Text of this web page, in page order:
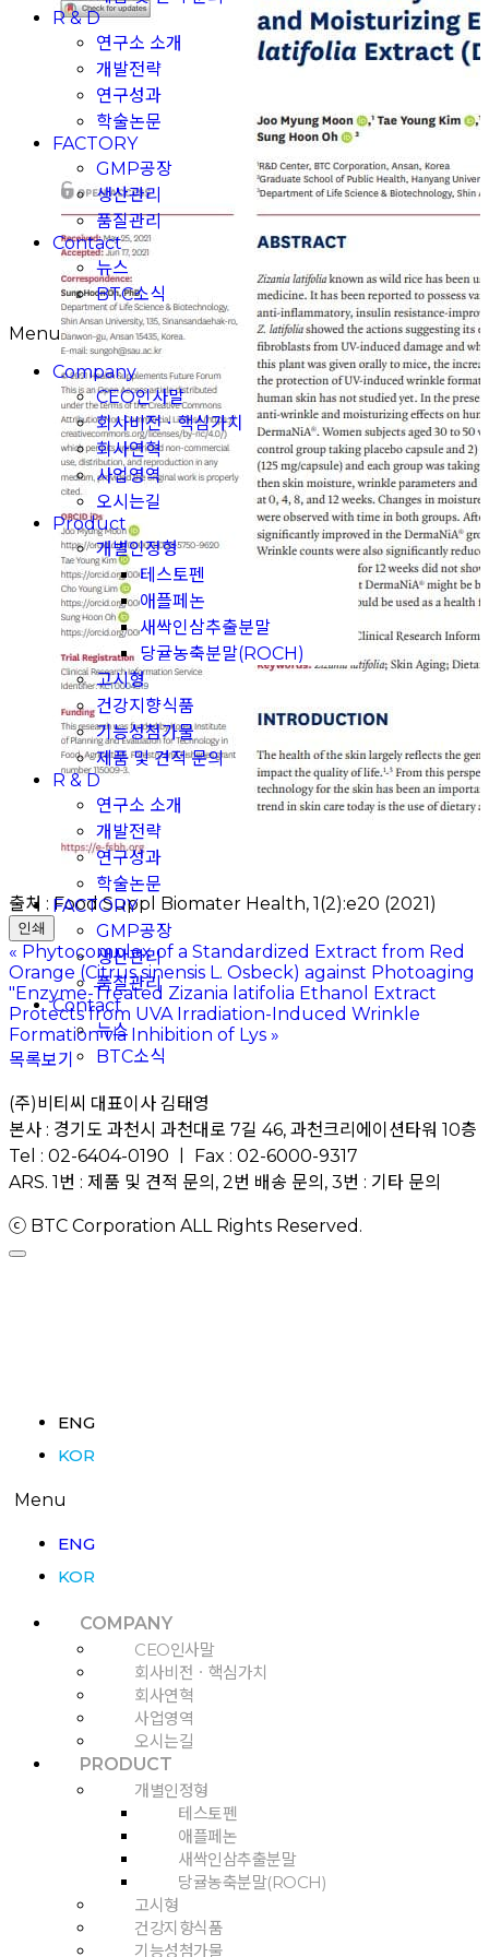
R & D
연구소 소개
개발전략
연구성과
학술논문
FACTORY
GMP공장
생산관리
품질관리
Contact
뉴스
BTC소식
Menu
Company
CEO인사말
회사비전ㆍ핵심가치
회사연혁
사업영역
오시는길
Product
개별인정형
테스토펜
애플페논
새싹인삼추출분말
당귤농축분말(ROCH)
고시형
건강지향식품
기능성첨가물
제품 및 견적 문의
R & D
연구소 소개
개발전략
연구성과
학술논문
FACTORY
GMP공장
생산관리
품질관리
Contact
뉴스
BTC소식
출처 : Food Suppl Biomater Health, 1(2):e20 (2021)
인쇄
« Phytocomplex of a Standardized Extract from Red
Orange (Citrus sinensis L. Osbeck) against Photoaging
"Enzyme-Treated Zizania latifolia Ethanol Extract
Protects from UVA Irradiation-Induced Wrinkle
Formation via Inhibition of Lys »
목록보기
(주)비티씨 대표이사 김태영
본사 : 경기도 과천시 과천대로 7길 46, 과천크리에이션타워 10층
Tel : 02-6404-0190 ㅣ Fax : 02-6000-9317
ARS. 1번 : 제품 및 견적 문의, 2번 배송 문의, 3번 : 기타 문의
ⓒ BTC Corporation ALL Rights Reserved.
ENG
KOR
Menu
ENG
KOR
COMPANY
CEO인사말
회사비전ㆍ핵심가치
회사연혁
사업영역
오시는길
PRODUCT
개별인정형
테스토펜
애플페논
새싹인삼추출분말
당귤농축분말(ROCH)
고시형
건강지향식품
기능성첨가물